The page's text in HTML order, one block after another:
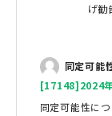
げ勧
同定可能
[17148]2024
同定可能性につ